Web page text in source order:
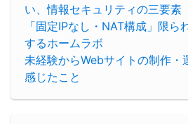
い、情報セキュリティの三要素
「固定IPなし・NAT構成」限ら
するホームラボ
未経験からWebサイトの制作・
感じたこと